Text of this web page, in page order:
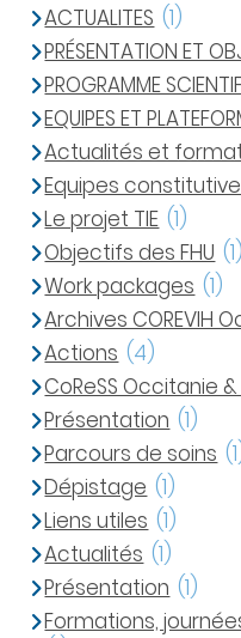
ACTUALITES (1)
PRÉSENTATION ET
PROGRAMME
EQUIPES ET
Actualités et
Equipes
Le projet TIE (1)
Objectifs des FHU (1)
Work packages (1)
Archives COREVIH
Actions (4)
CoReSS Occitanie
Présentation (1)
Parcours de soins
Dépistage (1)
Liens utiles (1)
Actualités (1)
Présentation (1)
Formations,